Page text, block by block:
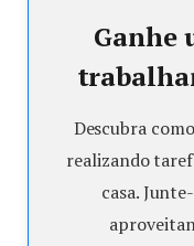
Ganhe
Descubra
realizando
casa.